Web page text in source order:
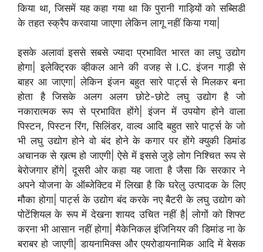
किया था, जिसमें यह कहा गया था कि पुरानी गाड़ियों को सब्सिडी
के तहत स्क्रैप करवाया जाएगा लेकिन लागू नहीं किया गया|
इसके अलावां इससे सबसे ज्यादा प्रभावित भारत का लघु उद्योग
होगा| इलेक्ट्रिक व्हीकल आने की वजह से I.C. इंजन गाड़ी से
बाहर आ जाएगा| लेकिन इंजन बहुत सारे पार्ट्स से मिलकर बना
होता है जिसके अलग अलग छोटे-छोटे लघु उद्योग है जो
नकारात्मक रूप से प्रभावित होंगे| इंजन में उपयोग होने वाला
पिस्टन, पिस्टन रिंग, सिलिंडर, वाल्व आदि बहुत सारे पार्ट्स के जो
भी लघु उद्योग होने वो बंद होने के कगार पर होंगे क्युकी डिमांड
अचानक से ख़त्म हो जाएगी| ऐसे में इससे जुड़े लोग निश्चित रूप से
बेरोजगार होंगे| दूसरी ओर कहा यह जाता है जैसा कि सरकार ने
अपने योजना के ऑब्जेक्टिव में लिखा है कि घरेलु उत्पादक के लिए
मौका होगा| पार्ट्स के उद्योग बंद करके नए बैटरी के लघु उद्योग को
पोटेंशियल के रूप में देखना शायद उचित नहीं है| लोगों को शिफ्ट
करना भी आसान नहीं होगा| मैकेनिकल इंजिनियर की डिमांड ना के
बराबर हो जाएगी| डायनामिक्स और एयरोडायनामिक आदि में बेसक